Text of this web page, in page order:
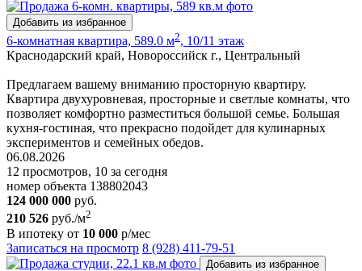
Добавить из избранное
6-комнатная квартира, 589.0 м2, 10/11 этаж
Краснодарский край, Новороссийск г., Центральный
Предлагаем вашему вниманию просторную квартиру.
Квартира двухуровневая, просторные и светлые комнаты, что
позволяет комфортно разместиться большой семье. Большая
кухня-гостиная, что прекрасно подойдет для кулинарных
экспериментов и семейных обедов.
06.08.2026
12 просмотров, 10 за сегодня
номер объекта 138802043
124 000 000 руб.
210 526 руб./м2
В ипотеку от 10 000 р/мес
Записаться на просмотр 8 (928) 411-79-51
Добавить из избранное